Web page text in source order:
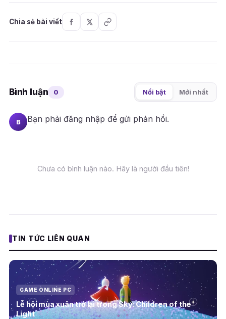
Chia sẻ bài viết
Bình luận 0 Nổi bật Mới nhất
B Bạn phải đăng nhập để gửi phản hồi.
Chưa có bình luận nào. Hãy là người đầu tiên!
TIN TỨC LIÊN QUAN
GAME ONLINE PC
Lễ hội mùa xuân trở lại trong Sky: Children of the
Light